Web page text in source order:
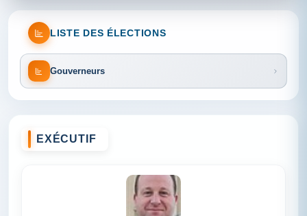
LISTE DES ÉLECTIONS
Gouverneurs
EXÉCUTIF